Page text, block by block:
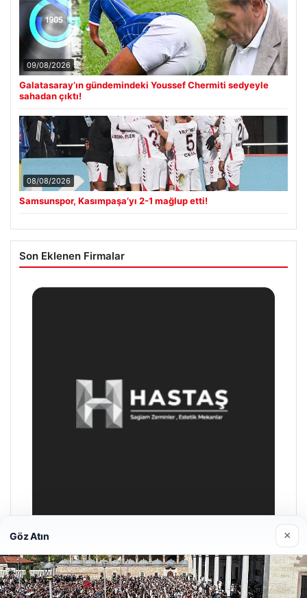
09/08/2026
Galatasaray’ın gündemindeki Youssef Chermiti sedyeyle
sahadan çıktı!
08/08/2026
Samsunspor, Kasımpaşa’yı 2-1 mağlup etti!
Son Eklenen Firmalar
Prenses Night Club
29/04/2026
Göz Atın ×